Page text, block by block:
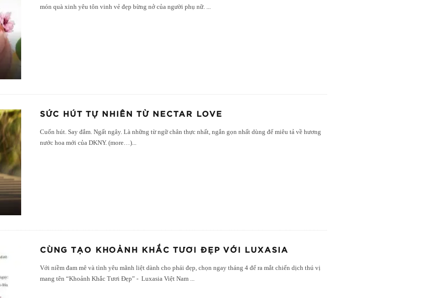
món quà xinh yêu tôn vinh vẻ đẹp bừng nở của người phụ nữ. ...
SỨC HÚT TỰ NHIÊN TỪ NECTAR LOVE
Cuốn hút. Say đắm. Ngất ngây. Là những từ ngữ chân thực nhất, ngắn gọn nhất dùng để miêu tả về hương
nước hoa mới của DKNY. (more…)...
CÙNG TẠO KHOẢNH KHẮC TƯƠI ĐẸP VỚI LUXASIA
Với niềm đam mê và tình yêu mãnh liệt dành cho phái đẹp, chọn ngay tháng 4 để ra mắt chiến dịch thú vị
mang tên “Khoảnh Khắc Tươi Đẹp” - Luxasia Việt Nam ...